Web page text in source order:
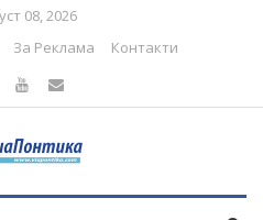
08, 2026
За Реклама Контакти